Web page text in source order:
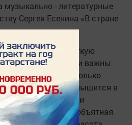
музыкально - литературные
Сергея Есенина «В стране
ребятам краткую
как для него были важны
дом. - Сколько
родным местам слышится в
и плеск волны, и
тростника, и необъятная